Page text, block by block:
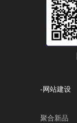
-网站建设
聚合新品